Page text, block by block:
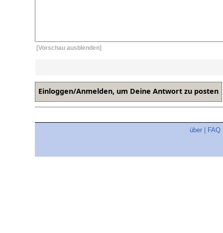
[Vorschau ausblenden]
über FAQ